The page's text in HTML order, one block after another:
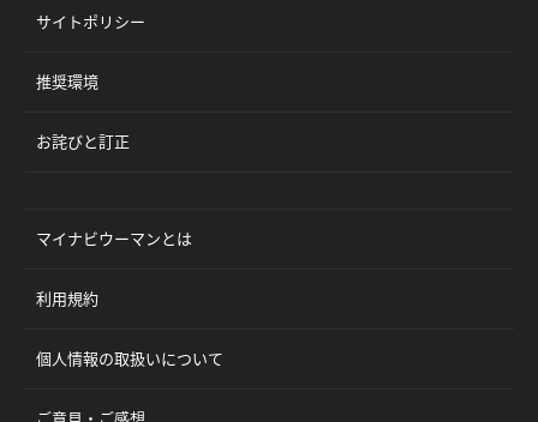
サイトポリシー
推奨環境
お詫びと訂正
マイナビウーマンとは
利用規約
個人情報の取扱いについて